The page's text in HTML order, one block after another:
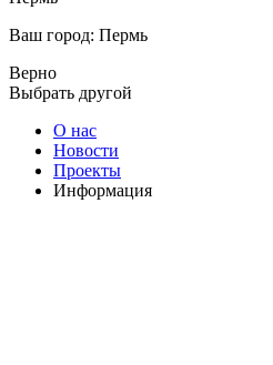
Ваш город: Пермь
Верно
Выбрать другой
О нас
Новости
Проекты
Информация